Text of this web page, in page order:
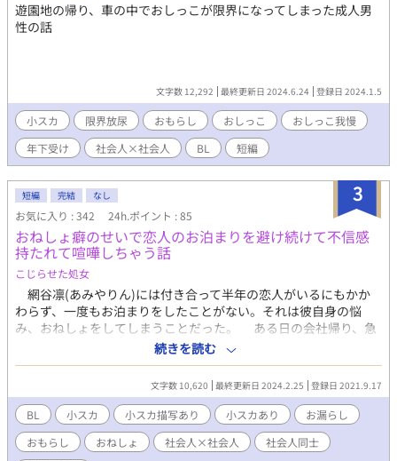
遊園地の帰り、車の中でおしっこが限界になってしまった成人男
性の話
文字数 12,292 最終更新日 2024.6.24 登録日 2024.1.5
小スカ 限界放尿 おもらし おしっこ
おしっこ我慢
年下受け
社会人×社会人 BL 短編
3
短編 完結 なし
お気に入り : 342 24h.ポイント : 85
おねしょ癖のせいで恋人のお泊まりを避け続けて不信感
持たれて喧嘩しちゃう話
こじらせた処女
網谷凛(あみやりん)には付き合って半年の恋人がいるにもかか
わらず、一度もお泊まりをしたことがない。それは彼自身の悩
み、おねしょをしてしまうことだった。 ある日の会社帰り、急
な大雨で網谷の乗る電車が止まり、帰れなくなってしまう。どう
しようかと悩んでいたところに、彼氏である市川由希(いちかわゆ
き)に鉢合わせる。泊まって行くことを強く勧められてしまい…？
続きを読む
文字数 10,620 最終更新日 2024.2.25 登録日 2021.9.17
BL 小スカ 小スカ描写あり 小スカあり
お漏らし
おもらし
おねしょ 社会人×社会人
社会人同士